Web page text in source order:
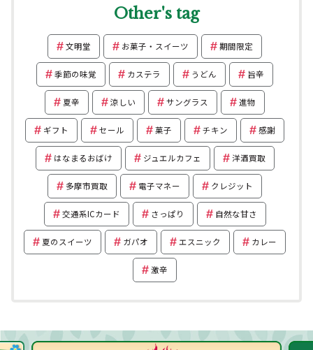
Other's tag
文明堂 お菓子・スイーツ 期間限定
季節の味覚 カステラ うどん 旨辛
夏辛 涼しい サングラス 進物
ギフト セール 菓子 チキン 感謝
はなまるおばけ ジュエルカフェ 洋酒買取
多摩市買取 電子マネー クレジット
交通系ICカード さっぱり 自然な甘さ
夏のスイーツ ガパオ エスニック カレー
激辛